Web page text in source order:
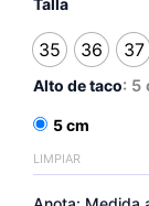
35 36 37
Alto de taco: 5
5 cm
LIMPIAR
cantidad